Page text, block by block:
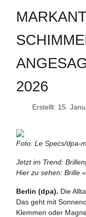
2026
Erstellt: 15.
Foto: Le Specs/dpa-
Jetzt im Trend:
Hier zu sehen: Brille
Berlin (dpa). Die
Das geht mit
Klemmen oder